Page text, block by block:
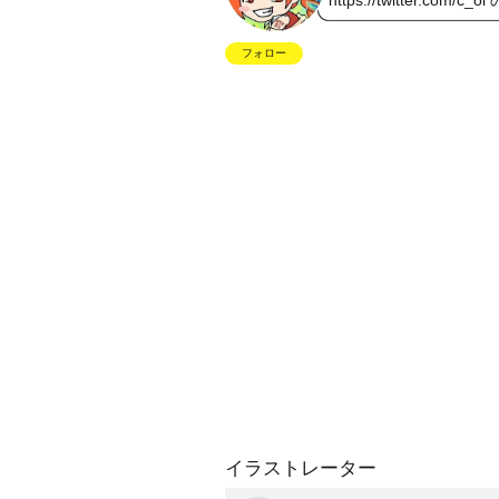
フォロー
イラストレーター